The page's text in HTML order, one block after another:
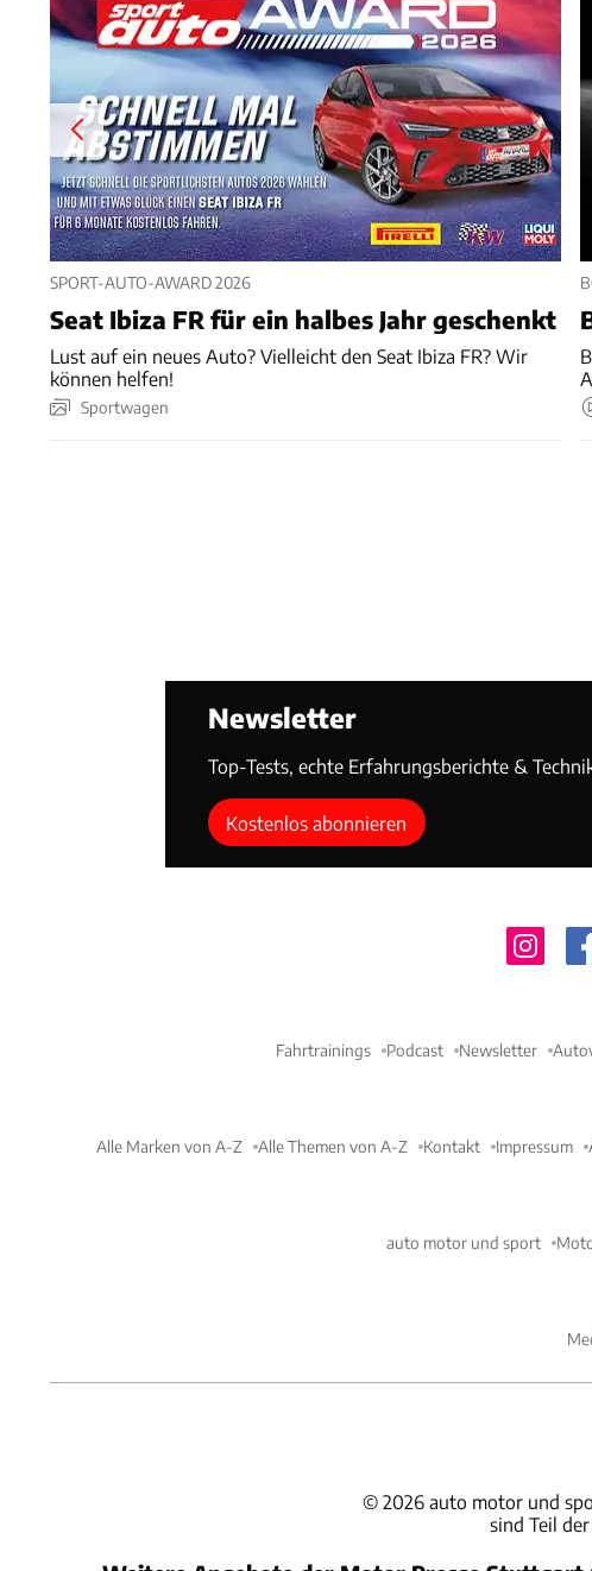
SPORT-AUTO-AWARD 2026
Seat Ibiza FR für ein halbes Jahr geschenkt
Lust auf ein neues Auto? Vielleicht den Seat Ibiza FR? Wir
können helfen!
Sportwagen
Newsletter
Top-Tests, echte Erfahrungsberichte &
Kostenlos abonnieren
Fahrtrainings Podcast Newsletter
Alle Marken von A-Z Alle Themen von A-Z Kontakt Impressum
auto motor und sport
© 2026 auto motor und
sind Teil